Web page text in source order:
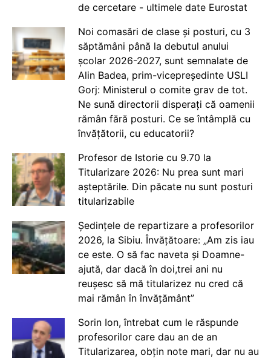
de cercetare - ultimele date Eurostat
Noi comasări de clase și posturi, cu 3
săptămâni până la debutul anului
școlar 2026-2027, sunt semnalate de
Alin Badea, prim-vicepreședinte USLI
Gorj: Ministerul o comite grav de tot.
Ne sună directorii disperați că oamenii
rămân fără posturi. Ce se întâmplă cu
învățătorii, cu educatorii?
Profesor de Istorie cu 9.70 la
Titularizare 2026: Nu prea sunt mari
așteptările. Din păcate nu sunt posturi
titularizabile
Ședințele de repartizare a profesorilor
2026, la Sibiu. Învățătoare: „Am zis iau
ce este. O să fac naveta și Doamne-
ajută, dar dacă în doi,trei ani nu
reușesc să mă titularizez nu cred că
mai rămân în învățământ”
Sorin Ion, întrebat cum le răspunde
profesorilor care dau an de an
Titularizarea, obțin note mari, dar nu au